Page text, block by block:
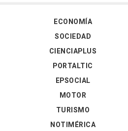
ECONOMÍA
SOCIEDAD
CIENCIAPLUS
PORTALTIC
EPSOCIAL
MOTOR
TURISMO
NOTIMÉRICA